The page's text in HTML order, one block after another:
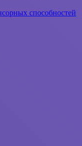
способностей